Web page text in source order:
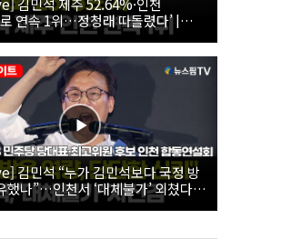
연속 1위…정청래 따돌렸다’ |
불어민주당 당대표·최고위원 후
동연설회
김민석 “누가 김민석보다 국정 방
했나”…인천서 ‘대체불가’ 외쳤다 |
불어민주당 당대표·최고위원 후